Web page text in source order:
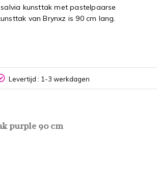
kunsttak met pastelpaarse
van Brynxz is 90 cm lang.
Levertijd : 1-3 werkdagen
purple 90 cm